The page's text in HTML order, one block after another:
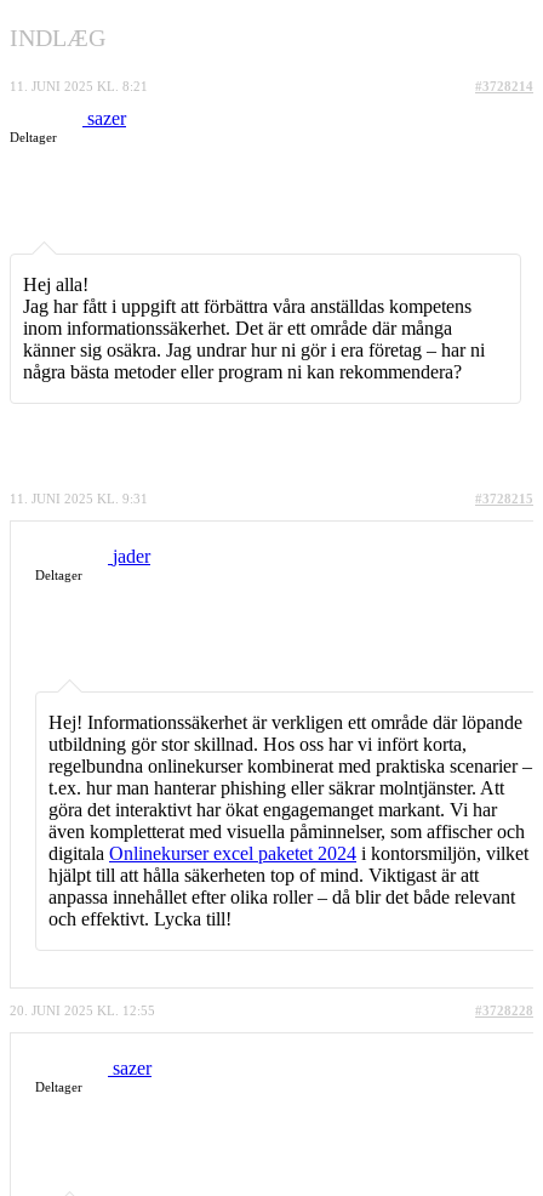
INDLÆG
11. JUNI 2025 KL. 8:21 #3728214
sazer
Deltager
Hej alla!
Jag har fått i uppgift att förbättra våra anställdas kompetens
inom informationssäkerhet. Det är ett område där många
känner sig osäkra. Jag undrar hur ni gör i era företag – har ni
några bästa metoder eller program ni kan rekommendera?
11. JUNI 2025 KL. 9:31 #3728215
jader
Deltager
Hej! Informationssäkerhet är verkligen ett område där löpande
utbildning gör stor skillnad. Hos oss har vi infört korta,
regelbundna onlinekurser kombinerat med praktiska scenarier –
t.ex. hur man hanterar phishing eller säkrar molntjänster. Att
göra det interaktivt har ökat engagemanget markant. Vi har
även kompletterat med visuella påminnelser, som affischer och
digitala Onlinekurser excel paketet 2024 i kontorsmiljön, vilket
hjälpt till att hålla säkerheten top of mind. Viktigast är att
anpassa innehållet efter olika roller – då blir det både relevant
och effektivt. Lycka till!
20. JUNI 2025 KL. 12:55 #3728228
sazer
Deltager